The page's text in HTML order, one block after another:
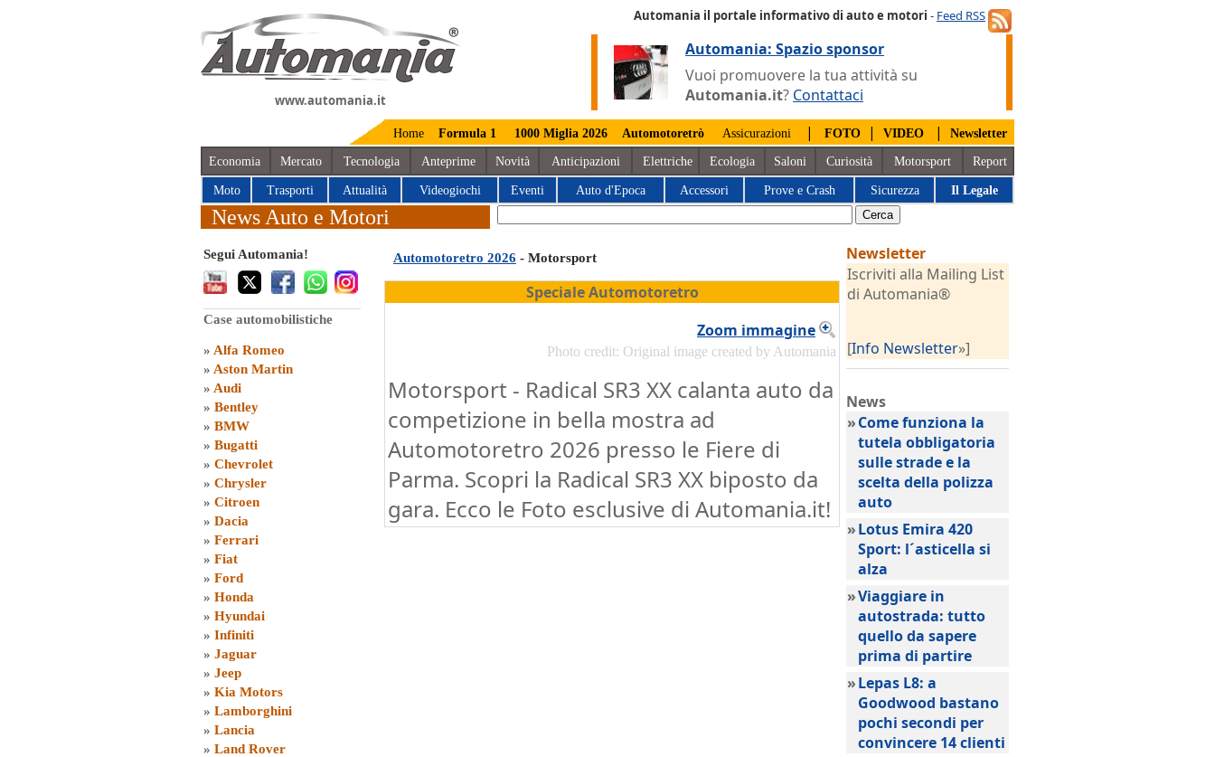
www.automania.it
Automania il portale informativo di auto e motori - Feed RSS
Automania: Spazio sponsor
Vuoi promuovere la tua attività su
Automania.it? Contattaci
Home Formula 1 1000 Miglia 2026 Automotoretrò Assicurazioni | FOTO | VIDEO | Newsletter
Economia Mercato Tecnologia Anteprime Novità Anticipazioni Elettriche Ecologia Saloni Curiosità Motorsport Report
Moto Trasporti Attualità Videogiochi Eventi Auto d'Epoca Accessori Prove e Crash Sicurezza Il Legale
News Auto e Motori
Segui Automania!
Case automobilistiche
» Alfa Romeo
» Aston Martin
» Audi
» Bentley
» BMW
» Bugatti
» Chevrolet
» Chrysler
» Citroen
» Dacia
» Ferrari
» Fiat
» Ford
» Honda
» Hyundai
» Infiniti
» Jaguar
» Jeep
» Kia Motors
» Lamborghini
» Lancia
» Land Rover
Automotoretro 2026 - Motorsport
Speciale Automotoretro
Zoom immagine
Photo credit: Original image created by Automania
Motorsport - Radical SR3 XX calanta auto da
competizione in bella mostra ad
Automotoretro 2026 presso le Fiere di
Parma. Scopri la Radical SR3 XX biposto da
gara. Ecco le Foto esclusive di Automania.it!
Newsletter
Iscriviti alla Mailing List
di Automania®
[Info Newsletter»]
News
»Come funziona la
tutela obbligatoria
sulle strade e la
scelta della polizza
auto
»Lotus Emira 420
Sport: l´asticella si
alza
»Viaggiare in
autostrada: tutto
quello da sapere
prima di partire
»Lepas L8: a
Goodwood bastano
pochi secondi per
convincere 14 clienti